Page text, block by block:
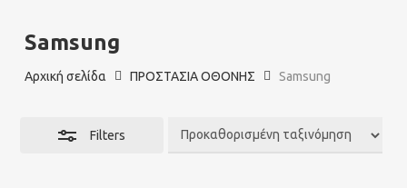
Samsung
Αρχική σελίδα ΠΡΟΣΤΑΣΙΑ ΟΘΟΝΗΣ Samsung
Filters